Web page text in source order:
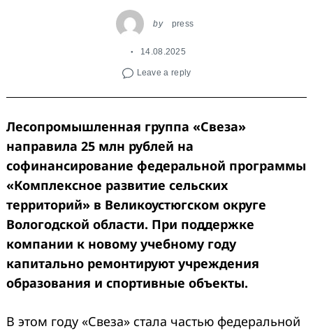
by press
14.08.2025
Leave a reply
Лесопромышленная группа «Свеза»
направила 25 млн рублей на
софинансирование федеральной программы
«Комплексное развитие сельских
территорий» в Великоустюгском округе
Вологодской области. При поддержке
компании к новому учебному году
капитально ремонтируют учреждения
образования и спортивные объекты.
В этом году «Свеза» стала частью федеральной